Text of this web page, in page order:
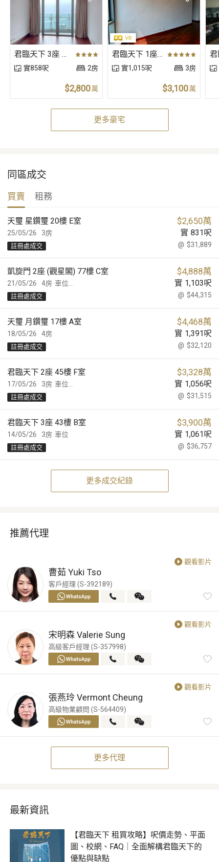
君臨天下 3座 中層 A室
實858呎 2房
$2,800萬
君臨天下 1座 低層 A室
實1,015呎 3房
$3,100萬
更多豪宅
同區成交
買賣 租務
25/05/26
天璽 星鑽璽 20樓 E室 $2,650萬
實 831 呎
3房
@ $31,889
註冊處成交
21/05/26
凱旋門 2座 (觀星閣) 77樓 C室 $4,888萬
車位... 實 1,103呎
4房
@ $44,315
註冊處成交
18/05/26
天璽 月鑽璽 17樓 A室 $4,468萬
實 1,391 呎
4房
@ $32,120
註冊處成交
17/05/26
君臨天下 2座 45樓 F室 $3,328萬
車位... 實 1,056呎
3房
@ $31,515
註冊處成交
14/05/26
君臨天下 3座 43樓 B室 $3,900萬
車位 實 1,061 呎
3房
@ $36,757
註冊處成交
更多成交紀錄
推薦代理
觀看影片
曹茹 Yuki Tso
客戶經理 (S-392189)
觀看影片
宋明森Valerie Sung
高級客戶經理 (S-357998)
觀看影片
張燕玲Vermont Cheung
高級物業顧問 (S-564409)
更多代理
最新資訊
【君臨天下 租買攻略】呎價走勢、平面
圖、校網、FAQ｜全面解構君臨天下的
優點與缺點